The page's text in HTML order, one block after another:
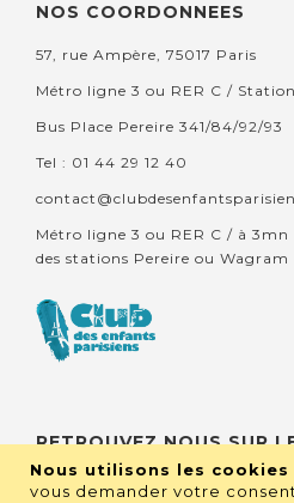
Nous utilisons les
vous demander votre
NOS COORDONNEES
57, rue Ampère, 75017 Paris
Métro ligne 3 ou RER C /
Bus Place Pereire 341/84/92/93
Tel : 01 44 29 12 40
Métro ligne 3 ou RER C / à 3mn
des stations Pereire ou Wagram
RETROUVEZ NOUS SUR